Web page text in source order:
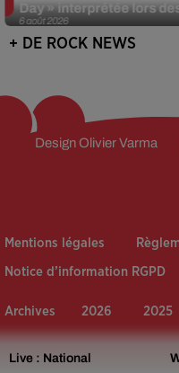
Live : National
6 août 2026
Day » interprétée lors
+ DE ROCK NEWS
Design Olivier Varma
Mentions légales
Notice d’information RGPD
Archives 2026 2025